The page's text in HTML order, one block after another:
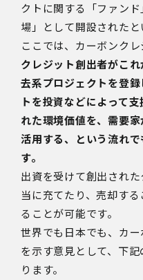
クトに関する「ファン
場」として開設されたと
ここでは、カーボンクレ
クレジット創出者がこ
去系プロジェクトを登
トを投資などによって
れた環境価値を、需要
活用する、という流れ
す。
出資を受けて創出され
当に充てたり、売却す
ることが可能です。
世界でも日本でも、カ
を示す意見として、下
ります。